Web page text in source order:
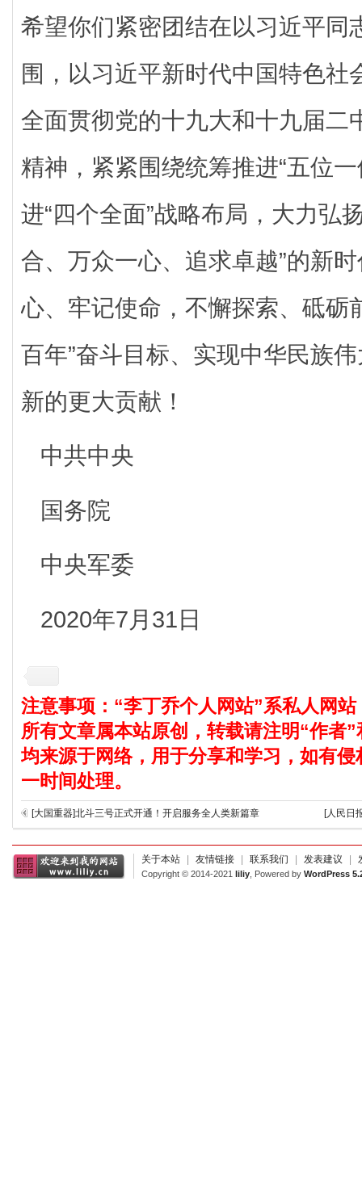
希望你们紧密团结在以习近平同
围，以习近平新时代中国特色社
全面贯彻党的十九大和十九届二
精神，紧紧围绕统筹推进“五位
进“四个全面”战略布局，大力弘
合、万众一心、追求卓越”的新
心、牢记使命，不懈探索、砥砺
百年”奋斗目标、实现中华民族
新的更大贡献！
中共中央
国务院
中央军委
2020年7月31日
注意事项：“李丁乔个人网站”系私人网
所有文章属本站原创，转载请注明“作者
均来源于网络，用于分享和学习，如有
一时间处理。
[大国重器]北斗三号正式开通！开启服务全人类新篇章 [人民日
关于本站 友情链接 联系我们 发表建议
Copyright © 2014-2021 liliy , Powered by WordPress